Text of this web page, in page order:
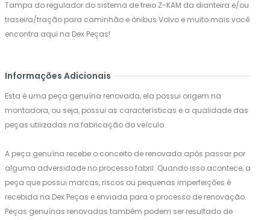
Tampa do regulador do sistema de freio Z-KAM da dianteira e/ou
traseira/tração para caminhão e ônibus Volvo e muito mais você
encontra aqui na Dex Peças!
Informações Adicionais
Esta é uma peça genuína renovada, ela possui origem na
montadora, ou seja, possui as características e a qualidade das
peças utilizadas na fabricação do veículo.
A peça genuína recebe o conceito de renovada após passar por
alguma adversidade no processo fabril. Quando isso acontece, a
peça que possui marcas, riscos ou pequenas imperfeições é
recebida na Dex Peças e enviada para o processo de renovação.
Peças genuínas renovadas também podem ser resultado de